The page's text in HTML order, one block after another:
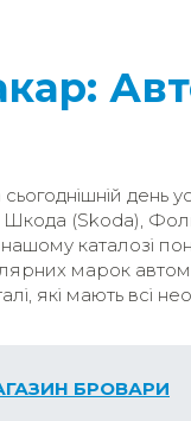
день
(Skoda),
каталозі
марок
які мають всі
БРОВАРИ